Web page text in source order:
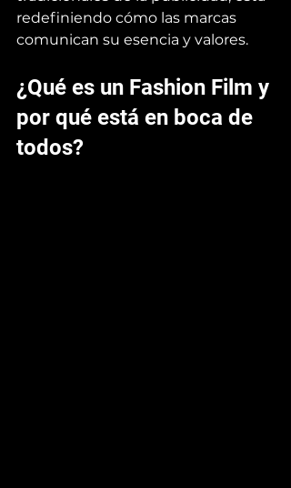
redefiniendo cómo las marcas
comunican su esencia y valores.
¿Qué es un Fashion Film y
por qué está en boca de
todos?